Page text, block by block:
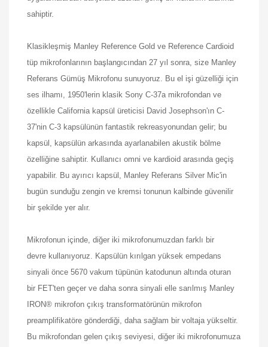
sahiptir.
Klasikleşmiş Manley Reference Gold ve Reference Cardioid
tüp mikrofonlarının başlangıcından 27 yıl sonra, size Manley
Referans Gümüş Mikrofonu sunuyoruz. Bu el işi güzelliği için
ses ilhamı, 1950'lerin klasik Sony C-37a mikrofondan ve
özellikle California kapsül üreticisi David Josephson'ın C-
37'nin C-3 kapsülünün fantastik rekreasyonundan gelir; bu
kapsül, kapsülün arkasında ayarlanabilen akustik bölme
özelliğine sahiptir. Kullanıcı omni ve kardioid arasında geçiş
yapabilir. Bu ayırıcı kapsül, Manley Referans Silver Mic'in
bugün sunduğu zengin ve kremsi tonunun kalbinde güvenilir
bir şekilde yer alır.
Mikrofonun içinde, diğer iki mikrofonumuzdan farklı bir
devre kullanıyoruz. Kapsülün kırılgan yüksek empedans
sinyali önce 5670 vakum tüpünün katodunun altında oturan
bir FET'ten geçer ve daha sonra sinyali elle sarılmış Manley
IRON® mikrofon çıkış transformatörünün mikrofon
preamplifikatöre gönderdiği, daha sağlam bir voltaja yükseltir.
Bu mikrofondan gelen çıkış seviyesi, diğer iki mikrofonumuza